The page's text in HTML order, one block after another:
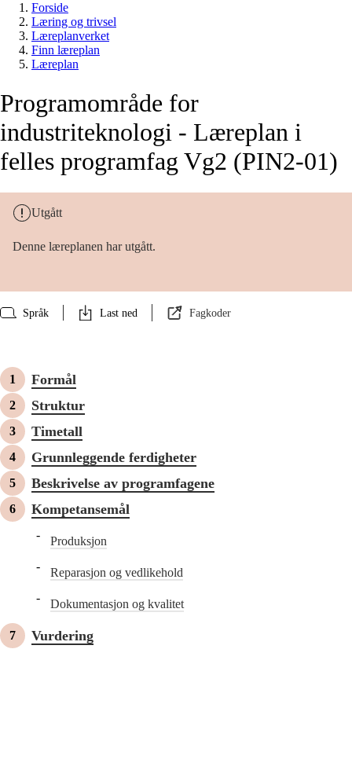
Forside
Læring og trivsel
Læreplanverket
Finn læreplan
Læreplan
Programområde for
industriteknologi - Læreplan i
felles programfag Vg2 (PIN2-01)
Utgått
Denne læreplanen har utgått.
Språk Last ned Fagkoder
Formål
Struktur
Timetall
Grunnleggende ferdigheter
Beskrivelse av programfagene
Kompetansemål
Produksjon
Reparasjon og vedlikehold
Dokumentasjon og kvalitet
Vurdering